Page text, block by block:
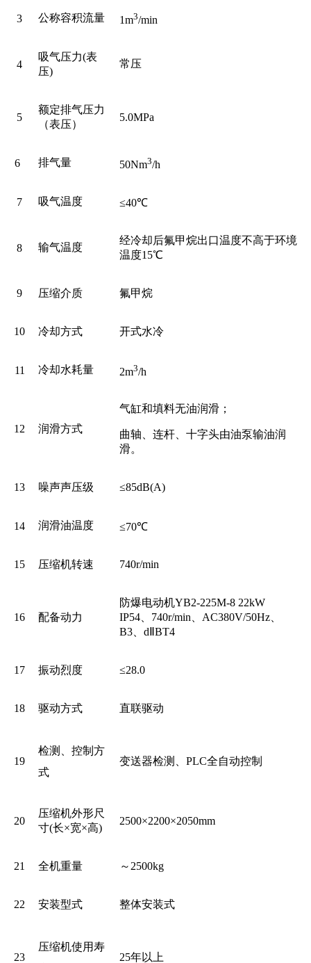
3 公称容积流量 1m3/min
4
吸气压力(表
压)
常压
5
额定排气压力
（表压）
5.0MPa
6 排气量 50Nm3/h
7 吸气温度 ≤40℃
8 输气温度
经冷却后氟甲烷出口温度不高于环境
温度15℃
9 压缩介质 氟甲烷
10 冷却方式 开式水冷
11 冷却水耗量 2m3/h
12 润滑方式
气缸和填料无油润滑；
曲轴、连杆、十字头由油泵输油润
滑。
13 噪声声压级 ≤85dB(A)
14 润滑油温度 ≤70℃
15 压缩机转速 740r/min
16 配备动力
防爆电动机YB2-225M-8 22kW
IP54 、740r/min、 AC380V/50Hz
B3 、dⅡBT4
17 振动烈度 ≤28.0
18 驱动方式 直联驱动
19
检测、控制方
式
变送器检测、PLC全自动控制
20
压缩机外形尺
寸(长×宽×高)
2500×2200×2050mm
21 全机重量 ～2500kg
22 安装型式 整体安装式
23
压缩机使用寿
25年以上